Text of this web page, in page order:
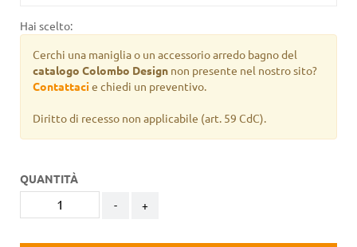
Hai scelto:
Cerchi una maniglia o un accessorio arredo bagno del
catalogo Colombo Design non presente nel nostro sito?
Contattacie chiedi un preventivo.
Diritto di recesso non applicabile (art. 59 CdC).
QUANTITÀ
- +